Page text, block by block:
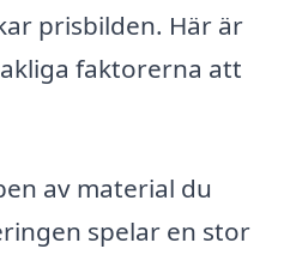
prisbilden. Här är
faktorerna att
av material du
spelar en stor